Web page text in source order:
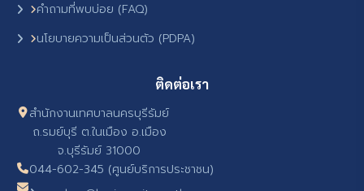
คำถามที่พบบ่อย (FAQ)
นโยบายความเป็นส่วนตัว (PDPA)
ติดต่อเรา
สำนักงานเทศบาลนครบุรีรัมย์
ถ.รมย์บุรี ต.ในเมือง อ.เมือง
จ.บุรีรัมย์ 31000
044-602-345 (ศูนย์บริการประชาชน)